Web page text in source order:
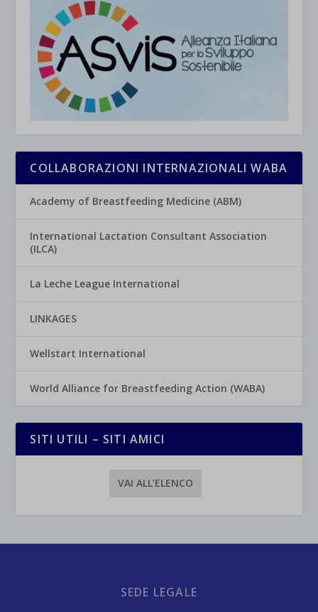
COLLABORAZIONI INTERNAZIONALI WABA
Academy of Breastfeeding Medicine (ABM)
International Lactation Consultant Association
(ILCA)
La Leche League International
LINKAGES
Wellstart International
World Alliance for Breastfeeding Action (WABA)
SITI UTILI – SITI AMICI
VAI ALL’ELENCO
SEDE LEGALE